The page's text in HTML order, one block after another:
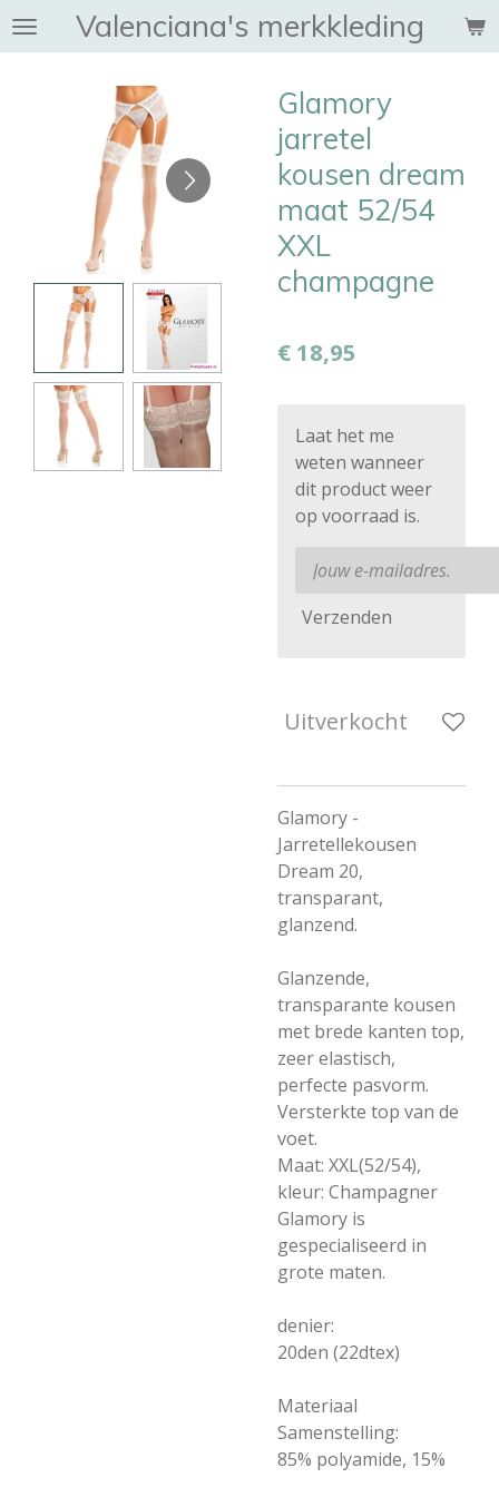
Ga
direct
hoofdinhoud
Valenciana's merkkleding
Glamory
jarretel
kousen dream
maat 52/54
XXL
champagne
€ 18,95
Laat het me
weten wanneer
dit product weer
op voorraad is.
Verzenden
Uitverkocht
Glamory -
Jarretellekousen
Dream 20,
transparant,
glanzend.
Glanzende,
transparante kousen
met brede kanten top,
zeer elastisch,
perfecte pasvorm.
Versterkte top van de
voet.
Maat: XXL(52/54),
kleur: Champagner
Glamory is
gespecialiseerd in
grote maten.
denier:
20den (22dtex)
Materiaal
Samenstelling:
85% polyamide, 15%